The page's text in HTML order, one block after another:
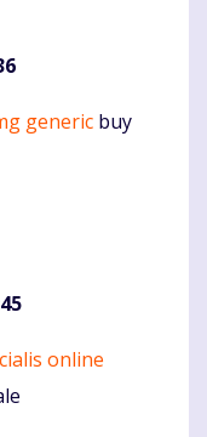
generic buy
online